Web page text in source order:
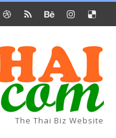
The Thai Biz Website